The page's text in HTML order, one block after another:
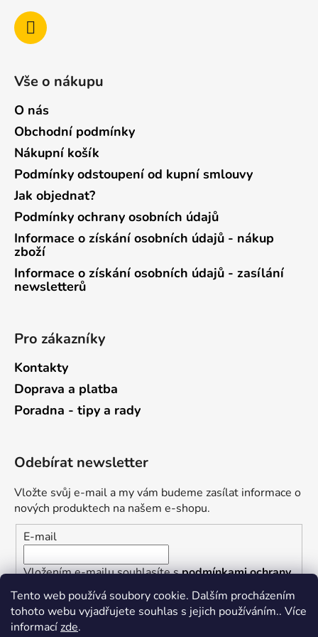
Tento web používá soubory cookie. Dalším procházením
tohoto webu vyjadřujete souhlas s jejich používáním.. Více
informacízde.
Vše o nákupu
O nás
Obchodní podmínky
Nákupní košík
Podmínky odstoupení od kupní smlouvy
Jak objednat?
Podmínky ochrany osobních údajů
Informace o získání osobních údajů - nákup
zboží
Informace o získání osobních údajů - zasílání
newsletterů
Pro zákazníky
Kontakty
Doprava a platba
Poradna - tipy a rady
Odebírat newsletter
Vložte svůj e-mail a my vám budeme zasílat informace o
nových produktech na našem e-shopu.
E-mail
Vložením e-mailu souhlasíte spodmínkami ochrany
osobních údajů
PŘIHLÁSIT SE